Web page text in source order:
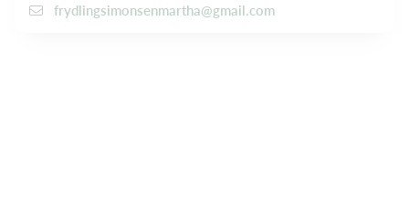
frydlingsimonsenmartha@gmail.com